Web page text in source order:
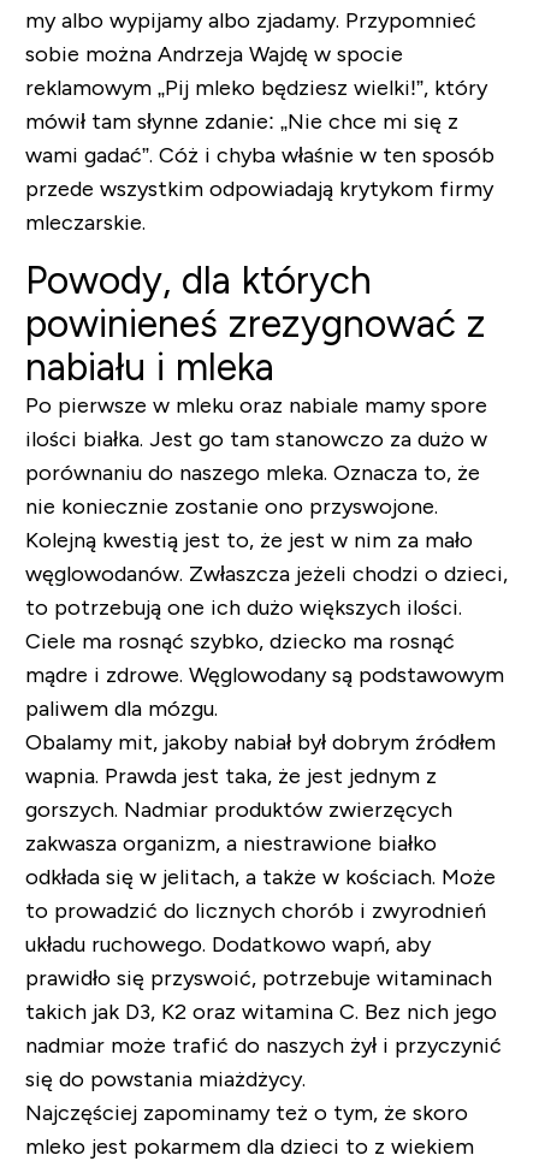
my albo wypijamy albo zjadamy. Przypomnieć
sobie można Andrzeja Wajdę w spocie
reklamowym „Pij mleko będziesz wielki!”, który
mówił tam słynne zdanie: „Nie chce mi się z
wami gadać”. Cóż i chyba właśnie w ten sposób
przede wszystkim odpowiadają krytykom firmy
mleczarskie.
Powody, dla których
powinieneś zrezygnować z
nabiału i mleka
Po pierwsze w mleku oraz nabiale mamy spore
ilości białka. Jest go tam stanowczo za dużo w
porównaniu do naszego mleka. Oznacza to, że
nie koniecznie zostanie ono przyswojone.
Kolejną kwestią jest to, że jest w nim za mało
węglowodanów. Zwłaszcza jeżeli chodzi o dzieci,
to potrzebują one ich dużo większych ilości.
Ciele ma rosnąć szybko, dziecko ma rosnąć
mądre i zdrowe. Węglowodany są podstawowym
paliwem dla mózgu.
Obalamy mit, jakoby nabiał był dobrym źródłem
wapnia. Prawda jest taka, że jest jednym z
gorszych. Nadmiar produktów zwierzęcych
zakwasza organizm, a niestrawione białko
odkłada się w jelitach, a także w kościach. Może
to prowadzić do licznych chorób i zwyrodnień
układu ruchowego. Dodatkowo wapń, aby
prawidło się przyswoić, potrzebuje witaminach
takich jak D3, K2 oraz witamina C. Bez nich jego
nadmiar może trafić do naszych żył i przyczynić
się do powstania miażdżycy.
Najczęściej zapominamy też o tym, że skoro
mleko jest pokarmem dla dzieci to z wiekiem